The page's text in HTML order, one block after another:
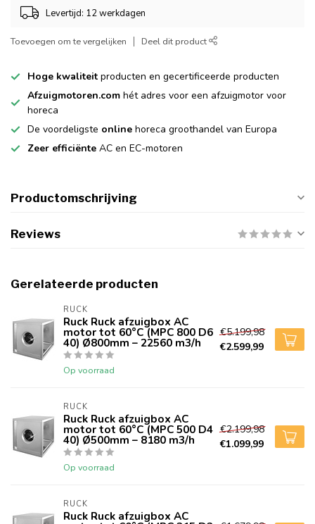
Levertijd: 12 werkdagen
Toevoegen om te vergelijken Deel dit product
Hoge kwaliteit producten en gecertificeerde producten
Afzuigmotoren.com hét adres voor een afzuigmotor voor
horeca
De voordeligste online horeca groothandel van Europa
Zeer efficiënte AC en EC-motoren
Productomschrijving
Reviews
Gerelateerde producten
RUCK
Ruck Ruck afzuigbox AC
motor tot 60°C (MPC 800 D6
40) Ø800mm – 22560 m3/h
Op voorraad
€5.199,98
€2.599,99
RUCK
Ruck Ruck afzuigbox AC
motor tot 60°C (MPC 500 D4
40) Ø500mm – 8180 m3/h
Op voorraad
€2.199,98
€1.099,99
RUCK
Ruck Ruck afzuigbox AC